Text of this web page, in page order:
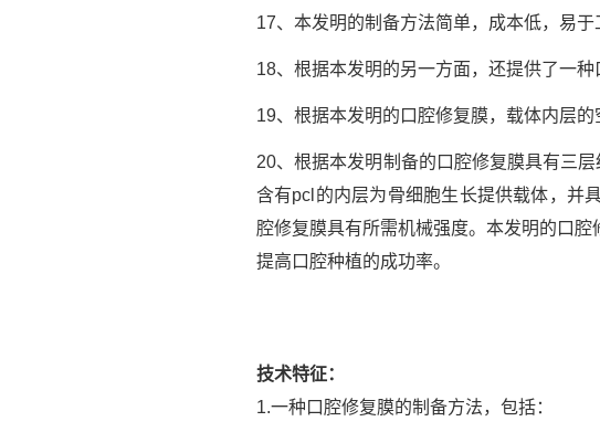
17、本发明的制备方法简单，成本低，易于
18、根据本发明的另一方面，还提供了一种
19、根据本发明的口腔修复膜，载体内层
20、根据本发明制备的口腔修复膜具有三
含有pcl的内层为骨细胞生长提供载体，并
腔修复膜具有所需机械强度。本发明的口
提高口腔种植的成功率。
技术特征：
1.一种口腔修复膜的制备方法，包括：